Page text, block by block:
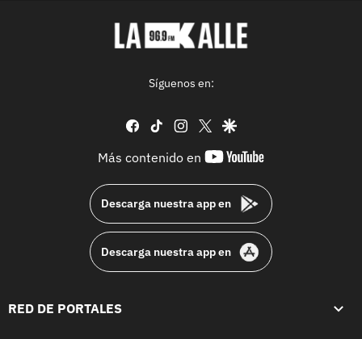
Síguenos en:
facebook
tiktok instagram
twittergoogle
Más contenido en
youtube-
Descarga nuestra app en
Descarga nuestra app en
RED DE PORTALES